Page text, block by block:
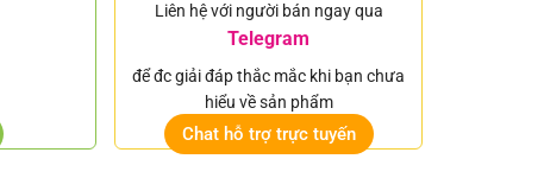
Liên hệ với người bán ngay qua
Telegram
để đc giải đáp thắc mắc khi bạn chưa
hiểu về sản phẩm
Chat hỗ trợ trực tuyến